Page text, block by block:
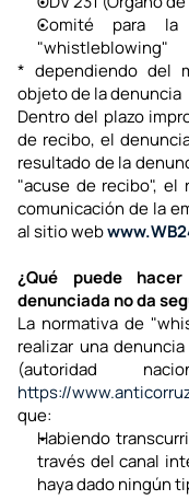
Comité para
"whistleblowing"
* dependiendo del
objeto de la denuncia
Dentro del plazo
de recibo, el
resultado de la
"acuse de recibo", el
comunicación de la
al sitio web
¿Qué puede
denunciada no da
La normativa de
realizar una
https://
que:
Habiendo
través del canal
haya dado ningún